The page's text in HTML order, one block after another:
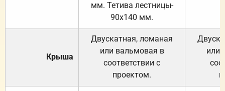
мм. Тетива лестницы-
90х140 мм.
Крыша
Двускатная, ломаная
или вальмовая в
соответствии с
проектом.
или